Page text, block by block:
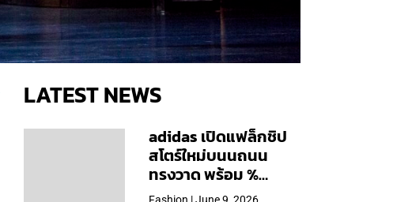
LATEST NEWS
adidas เปิดแฟล็กชิป
สโตร์ใหม่บนนถนน
ทรงวาด พร้อม %
Arabica และคอลเลก